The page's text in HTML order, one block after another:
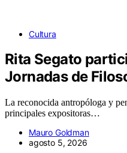
Cultura
Rita Segato
Jornadas de
La reconocida antropóloga y
principales expositoras…
Mauro Goldman
agosto 5, 2026